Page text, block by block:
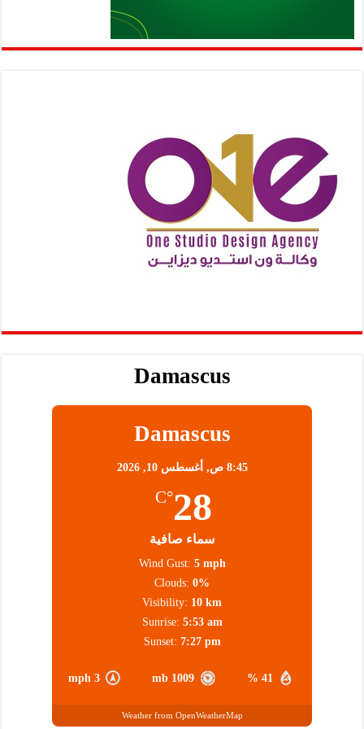
Damascus
Damascus
8:45 ص, أغسطس 10, 2026
28
°C
سماء صافية
41 %
1009 mb
3 mph
Wind Gust: 5 mph
Clouds: 0%
Visibility: 10 km
Sunrise: 5:53 am
Sunset: 7:27 pm
Weather from OpenWeatherMap